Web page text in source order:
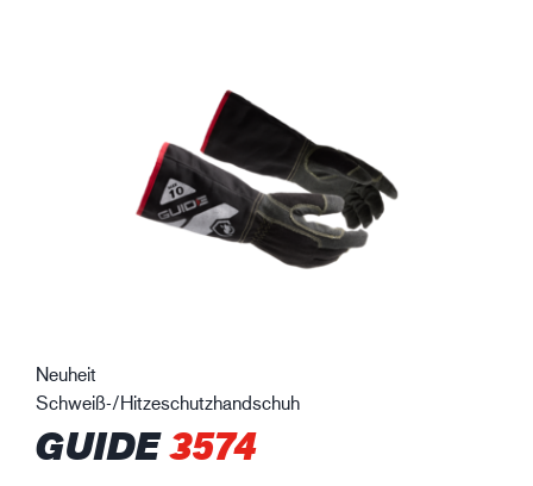
Neuheit
Schweiß-/Hitzeschutzhandschuh
GUIDE3574